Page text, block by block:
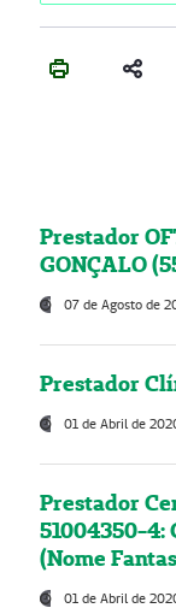
Prestador
GONÇALO
07 de Agosto de
Prestador
01 de Abril de
Prestador
51004350-4:
(Nome
01 de Abril de